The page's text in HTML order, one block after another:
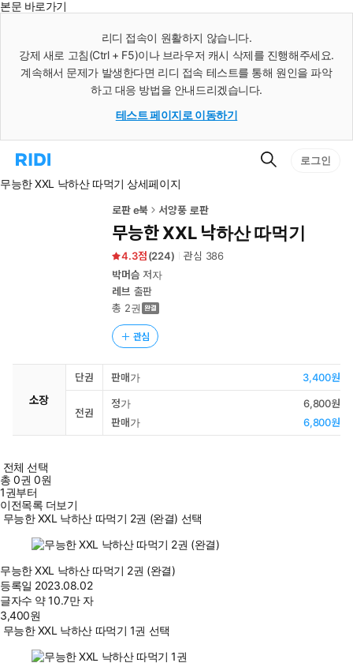
본문 바로가기
리디 접속이 원활하지 않습니다.
강제 새로 고침(Ctrl + F5)이나 브라우저 캐시 삭제를 진행해주세요.
계속해서 문제가 발생한다면 리디 접속 테스트를 통해 원인을 파악
하고 대응 방법을 안내드리겠습니다.
테스트 페이지로 이동하기
리
홈
검
로그인
무능한 XXL 낙하산 따먹기 상세페이지
로판 e북 서양풍 로판
무능한 XXL 낙하산 따먹기
4.3 (224) 관심 386
박머슴 저자
레브 출판
총 2권
관심
소장
단권 판매가 3,400원
전권
정가
6,800원
판매가
6,800원
전체 선택
총0권 0원
1권부터
이전목록 더보기
무능한 XXL 낙하산 따먹기 2권 (완결) 선택
무능한 XXL 낙하산 따먹기 2권 (완결)
등록일 2023.08.02
글자수 약 10.7만 자
3,400원
무능한 XXL 낙하산 따먹기 1권 선택